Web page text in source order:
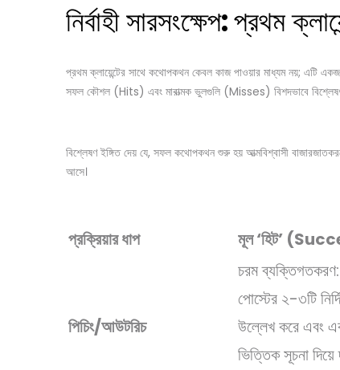
নির্বাহী সারসংক্ষেপ:প্রথম
প্রথম ক্লায়েন্টের সাথে কথোপকথন কেবল কাজ পাওয়ার মাধ্যম নয়; এটি
সফল কৌশল (Hits) এবং মারাত্মক ভুলগুলি (Misses) বিশদভাবে
বিশ্লেষণ ইঙ্গিত দেয় যে, সফল কথোপকথন শুরু হয় আত্মবিশ্বাসী
আসে।
প্রক্রিয়ার ধাপ মূল ‘হিট’
পিচিং/আউটরিচ
চরম ব্যক্তিগতকরণ:
পোস্টের ২-৩টি
উল্লেখ করে এবং
ভিত্তিক সূচনা